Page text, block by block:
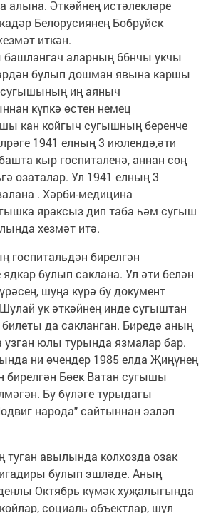
Әткәйнең истәлекләре
Белорусиянең Бобруйск
иткән.
аларның 66нчы укчы
булып дошман явына каршы
иң аяныч
күпкә өстен немец
кан койгыч сугышның беренче
1941 елның 3 июлендә,әти
кыр госпиталенә, аннан соң
озаталар. Ул 1941 елның 3
. Хәрби-медицина
яраксыз дип таба һәм сугыш
хезмәт итә.
госпитальдән бирелгән
булып саклана. Ул әти белән
шуңа күрә бу документ
ук әткәйнең инде сугыштан
да сакланган. Биредә аның
узган юлы турында язмалар бар.
ни өчендер 1985 елда Җиңүнең
бирелгән Бөек Ватан сугышы
Бу бүләге турыдагы
народа" сайтыннан эзләп
туган авылында колхозда озак
булып эшләде. Аның
Октябрь күмәк хуҗалыгында
социаль объектлар, шул